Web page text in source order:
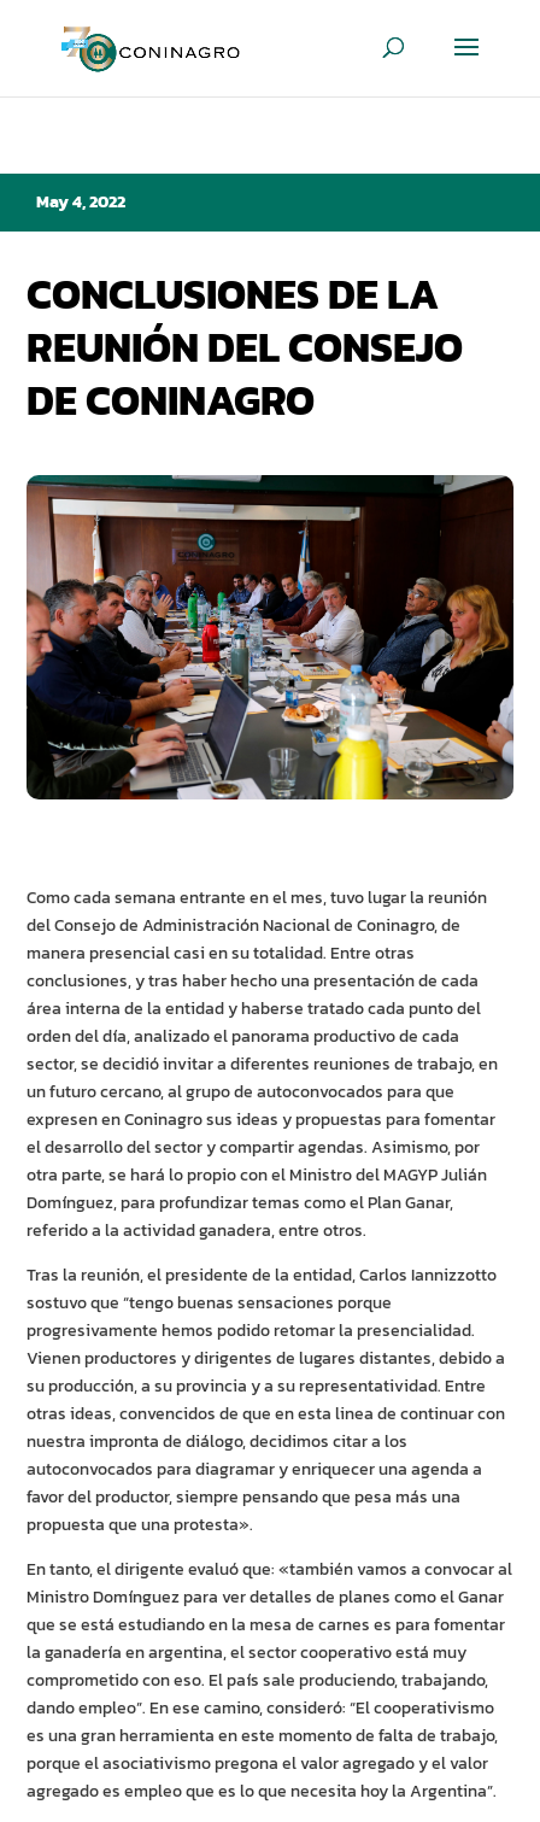
May 4, 2022
CONCLUSIONES DE LA
REUNIÓN DEL CONSEJO
DE CONINAGRO
Como cada semana entrante en el mes, tuvo lugar la reunión
del Consejo de Administración Nacional de Coninagro, de
manera presencial casi en su totalidad. Entre otras
conclusiones, y tras haber hecho una presentación de cada
área interna de la entidad y haberse tratado cada punto del
orden del día, analizado el panorama productivo de cada
sector, se decidió invitar a diferentes reuniones de trabajo, en
un futuro cercano, al grupo de autoconvocados para que
expresen en Coninagro sus ideas y propuestas para fomentar
el desarrollo del sector y compartir agendas. Asimismo, por
otra parte, se hará lo propio con el Ministro del MAGYP Julián
Domínguez, para profundizar temas como el Plan Ganar,
referido a la actividad ganadera, entre otros.
Tras la reunión, el presidente de la entidad, Carlos Iannizzotto
sostuvo que “tengo buenas sensaciones porque
progresivamente hemos podido retomar la presencialidad.
Vienen productores y dirigentes de lugares distantes, debido a
su producción, a su provincia y a su representatividad. Entre
otras ideas, convencidos de que en esta linea de continuar con
nuestra impronta de diálogo, decidimos citar a los
autoconvocados para diagramar y enriquecer una agenda a
favor del productor, siempre pensando que pesa más una
propuesta que una protesta».
En tanto, el dirigente evaluó que: «también vamos a convocar al
Ministro Domínguez para ver detalles de planes como el Ganar
que se está estudiando en la mesa de carnes es para fomentar
la ganadería en argentina, el sector cooperativo está muy
comprometido con eso. El país sale produciendo, trabajando,
dando empleo”. En ese camino, consideró: “El cooperativismo
es una gran herramienta en este momento de falta de trabajo,
porque el asociativismo pregona el valor agregado y el valor
agregado es empleo que es lo que necesita hoy la Argentina”.